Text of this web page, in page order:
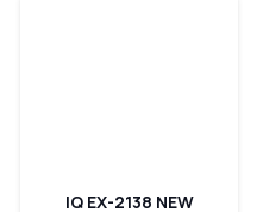
IQ EX-2138 NEW